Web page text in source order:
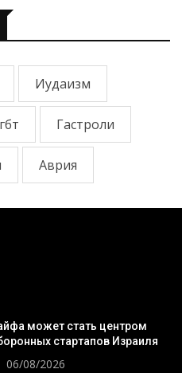
Иудаизм
Гастроли
Аврия
может стать центром
стартапов Израиля
06/08/2026